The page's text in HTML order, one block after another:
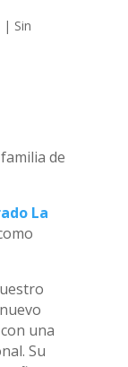
| Sin
de
La
una
Su